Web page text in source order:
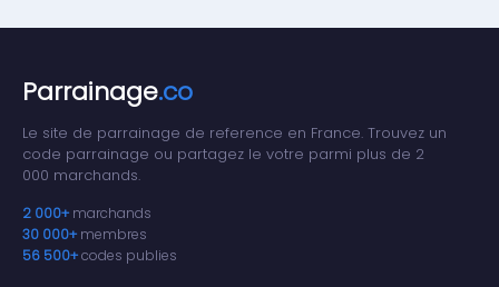
Parrainage.co
Le site de parrainage de reference en France. Trouvez un
code parrainage ou partagez le votre parmi plus de 2
000 marchands.
2 000+ marchands
30 000+ membres
56 500+codes publies